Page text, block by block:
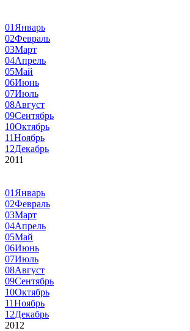
01 Январь
02Февраль
03Март
04Апрель
05Май
06Июнь
07Июль
08Август
09Сентябрь
10Октябрь
11Ноябрь
12Декабрь
2011
01 Январь
02Февраль
03Март
04Апрель
05Май
06Июнь
07Июль
08Август
09Сентябрь
10Октябрь
11Ноябрь
12Декабрь
2012